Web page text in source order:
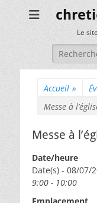
Le
Accueil »
Messe à
Messe à
Date/heure
Date(s) - 08/07/
9:00 - 10:00